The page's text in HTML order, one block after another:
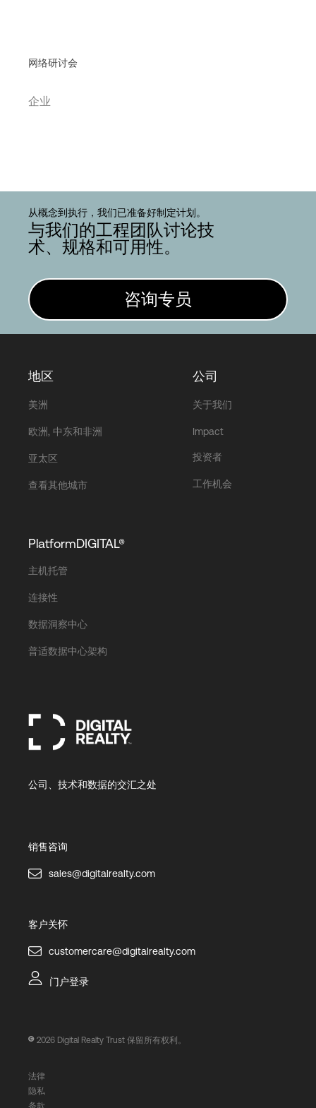
网络研讨会
企业
从概念到执行，我们已准备好制定计划。
与我们的工程团队讨论技
术、规格和可用性。
咨询专员
地区
美洲
欧洲, 中东和非洲
亚太区
查看其他城市
公司
关于我们
Impact
投资者
工作机会
PlatformDIGITAL®
主机托管
连接性
数据洞察中心
普适数据中心架构
公司、技术和数据的交汇之处
销售咨询
sales@digitalrealty.com
客户关怀
customercare@digitalrealty.com
门户登录
2026 Digital Realty Trust 保留所有权利。
法律
隐私